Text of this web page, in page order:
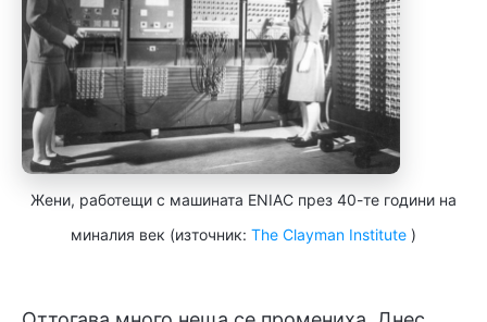
Жени, работещи с машината ENIAC през 40-те години на
миналия век (източник: The Clayman Institute )